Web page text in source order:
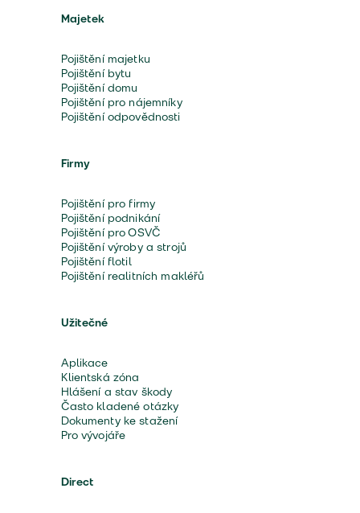
Majetek
Pojištění majetku
Pojištění bytu
Pojištění domu
Pojištění pro nájemníky
Pojištění odpovědnosti
Firmy
Pojištění pro firmy
Pojištění podnikání
Pojištění pro OSVČ
Pojištění výroby a strojů
Pojištění flotil
Pojištění realitních makléřů
Užitečné
Aplikace
Klientská zóna
Hlášení a stav škody
Často kladené otázky
Dokumenty ke stažení
Pro vývojáře
Direct